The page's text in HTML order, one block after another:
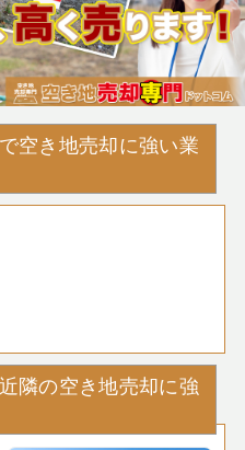
空き地売却に強い業
隣の空き地売却に強